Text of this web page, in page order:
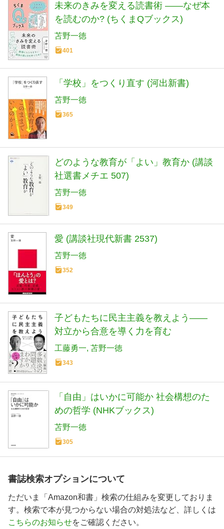
未来のきみを変える読書術 ――なぜ本
を読むのか? (ちくまQブックス)
苫野一徳
401
「学校」をつくり直す (河出新書)
苫野一徳
365
どのような教育が「よい」教育か (講談
社選書メチエ 507)
苫野一徳
349
愛 (講談社現代新書 2537)
苫野一徳
352
子どもたちに民主主義を教えよう――
対立から合意を導く力を育む
工藤勇一 苫野一徳
343
「自由」はいかに可能か 社会構想のた
めの哲学 (NHKブックス)
苫野一徳
305
書誌検索オプションについて
ただいま「Amazon和書」検索の仕組みを変更しておりま
す。検索で本が見つからない場合の対処法など、詳しくは
こちらのお知らせをご確認ください。